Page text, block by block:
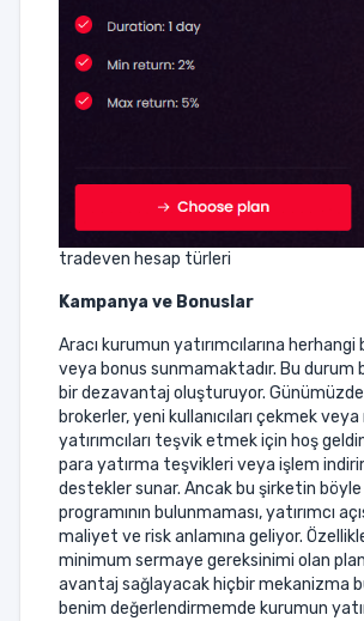
tradeven hesap türleri
Kampanya ve Bonuslar
Aracı kurumun yatırımcılarına
veya bonus sunmamaktadır. Bu durum
bir dezavantaj oluşturuyor.
brokerler, yeni kullanıcıları çekmek
yatırımcıları teşvik etmek için hoş
para yatırma teşvikleri veya işlem
destekler sunar. Ancak bu şirketin
programının bulunmaması, yatırımcı
maliyet ve risk anlamına geliyor.
minimum sermaye gereksinimi olan
avantaj sağlayacak hiçbir mekanizma
benim değerlendirmemde kurumun